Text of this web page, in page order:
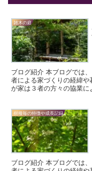
雑木の庭
ブログ紹介 本ブログでは
者による家づくりの経緯
が家は３者の方々の協業
樹種毎の特徴や成長記録
ブログ紹介 本ブログでは